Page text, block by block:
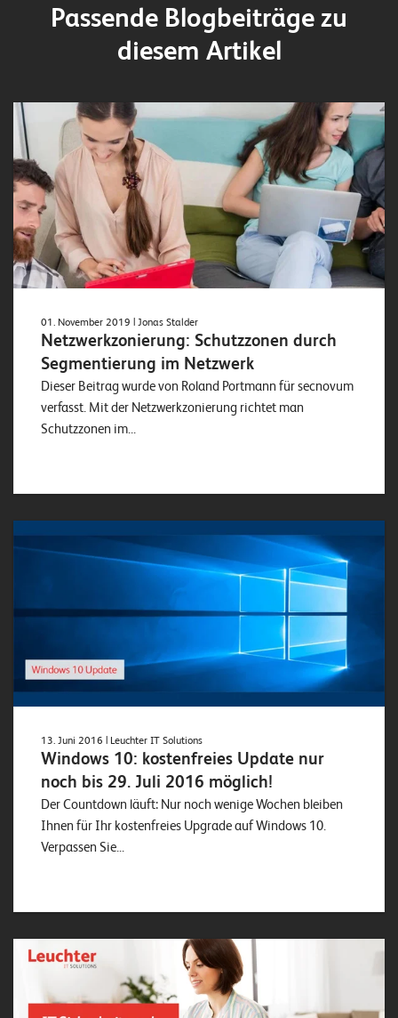
Passende Blogbeiträge zu
diesem Artikel
01. November 2019 | Jonas Stalder
Netzwerkzonierung: Schutzzonen durch
Segmentierung im Netzwerk
Dieser Beitrag wurde von Roland Portmann für secnovum
verfasst. Mit der Netzwerkzonierung richtet man
Schutzzonen im...
13. Juni 2016 | Leuchter IT Solutions
Windows 10: kostenfreies Update nur
noch bis 29. Juli 2016 möglich!
Der Countdown läuft: Nur noch wenige Wochen bleiben
Ihnen für Ihr kostenfreies Upgrade auf Windows 10.
Verpassen Sie...